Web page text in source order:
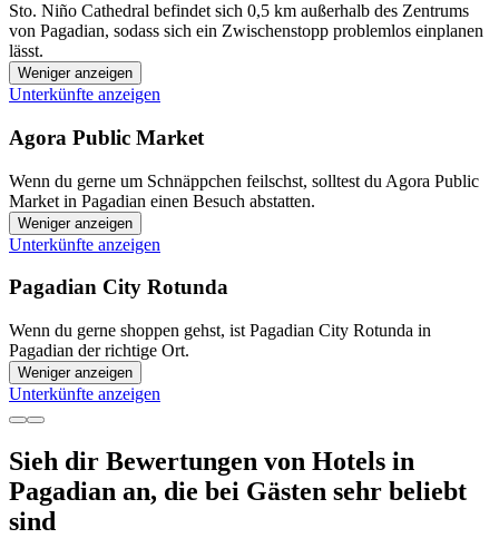
Sto. Niño Cathedral befindet sich 0,5 km außerhalb des Zentrums
von Pagadian, sodass sich ein Zwischenstopp problemlos einplanen
lässt.
Weniger anzeigen
Unterkünfte anzeigen
Agora Public Market
Wenn du gerne um Schnäppchen feilschst, solltest du Agora Public
Market in Pagadian einen Besuch abstatten.
Weniger anzeigen
Unterkünfte anzeigen
Pagadian City Rotunda
Wenn du gerne shoppen gehst, ist Pagadian City Rotunda in
Pagadian der richtige Ort.
Weniger anzeigen
Unterkünfte anzeigen
Sieh dir Bewertungen von Hotels in
Pagadian an, die bei Gästen sehr beliebt
sind